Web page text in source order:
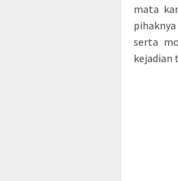
mata
serta
kejadian